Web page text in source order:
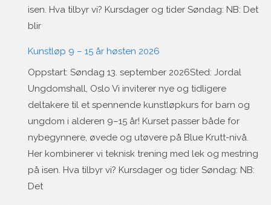
isen. Hva tilbyr vi? Kursdager og tider Søndag: NB: Det
blir
Kunstløp 9 – 15 år høsten 2026
Oppstart: Søndag 13. september 2026Sted: Jordal
Ungdomshall, Oslo Vi inviterer nye og tidligere
deltakere til et spennende kunstløpkurs for barn og
ungdom i alderen 9–15 år! Kurset passer både for
nybegynnere, øvede og utøvere på Blue Krutt-nivå.
Her kombinerer vi teknisk trening med lek og mestring
på isen. Hva tilbyr vi? Kursdager og tider Søndag: NB:
Det